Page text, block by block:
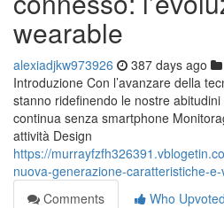
wearable
alexiadjkw973926 387 days ago
Introduzione Con l’avanzare della
stanno ridefinendo le nostre
continua senza smartphone
attività Design
https://
nuova-generazione-caratteristiche-
Comments
Who Upvoted